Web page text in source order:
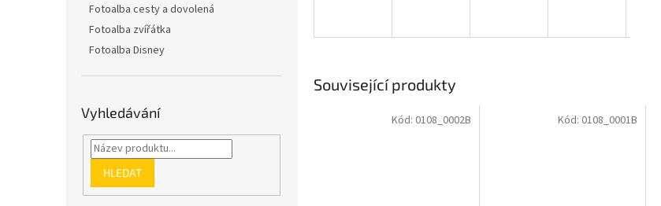
Fotoalba cesty a dovolená
Fotoalba zvířátka
Fotoalba Disney
Vyhledávání
HLEDAT
Související produkty
Kód: 0108_0002B Kód: 0108_0001B